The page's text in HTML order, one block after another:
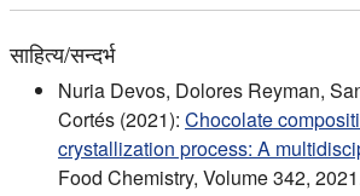
साहित्य/सन्दर्भ
Nuria Devos, Dolores Reyman,
Cortés (2021): Chocolate
crystallization process: A
Food Chemistry, Volume 342,